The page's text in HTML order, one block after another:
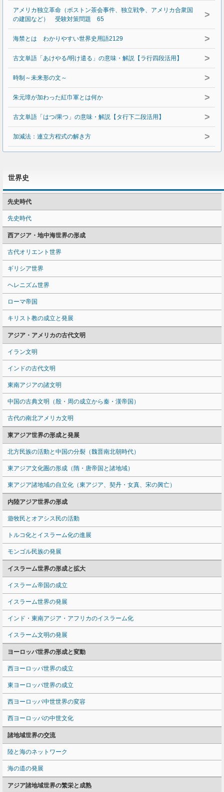
アメリカ独立革命（ボストン茶会事件、独立戦争、アメリカ合衆国
の建国など） 受験対策問題 65
>
海禁とは わかりやすい世界史用語2129 >
古文単語「あけやる/明け遣る」の意味・解説【ラ行四段活用】 >
時制～未来形の文～ >
朱元璋が加わった紅巾軍とは何か >
古文単語「はつ/果つ」の意味・解説【タ行下二段活用】 >
加減法：連立方程式の解き方 >
世界史
先史時代
先史時代
西アジア・地中海世界の形成
古代オリエント世界
ギリシア世界
ヘレニズム世界
ローマ帝国
キリスト教の成立と発展
アジア・アメリカの古代文明
イラン文明
インドの古代文明
東南アジアの諸文明
中国の古典文明（殷・周の成立から秦・漢帝国）
古代の南北アメリカ文明
東アジア世界の形成と発展
北方民族の活動と中国の分裂（魏晋南北朝時代）
東アジア文化圏の形成（隋・唐帝国と諸地域）
東アジア諸地域の自立化（東アジア、契丹・女真、宋の興亡）
内陸アジア世界の形成
遊牧民とオアシス民の活動
トルコ化とイスラーム化の進展
モンゴル民族の発展
イスラーム世界の形成と拡大
イスラーム帝国の成立
イスラーム世界の発展
インド・東南アジア・アフリカのイスラーム化
イスラーム文明の発展
ヨーロッパ世界の形成と変動
西ヨーロッパ世界の成立
東ヨーロッパ世界の成立
西ヨーロッパ中世世界の変容
西ヨーロッパの中世文化
諸地域世界の交流
陸と海のネットワーク
海の道の発展
アジア諸地域世界の繁栄と成熟